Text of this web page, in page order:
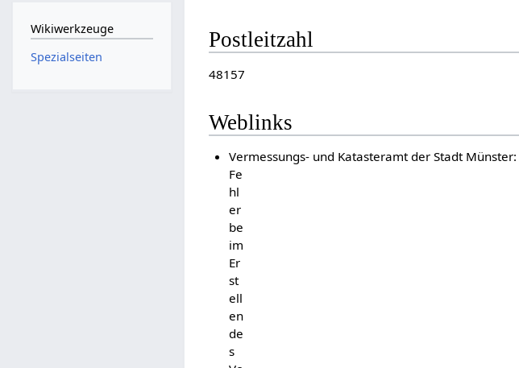
Postleitzahl
48157
Weblinks
Vermessungs- und Katasteramt der Stadt Münster:
Fe
hl
er
be
im
Er
st
ell
en
de
s
Wikiwerkzeuge
Spezialseiten